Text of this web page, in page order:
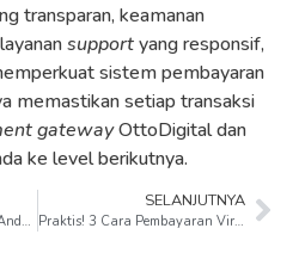
transparan, keamanan
supportyang responsif,
sistem pembayaran
memastikan setiap transaksi
gatewayOttoDigital dan
ke level berikutnya.
Kode Bank BSI yang Wajib Anda Tahu!
SELANJUTNYA
Praktis! 3 Cara Pembayaran Virtual Account BCA